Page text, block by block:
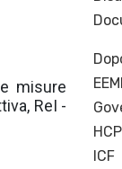
misure
ReI -
HCP
ICF